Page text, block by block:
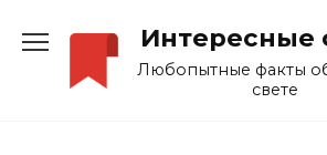
содержанию
Интересные
Любопытные факты
свете